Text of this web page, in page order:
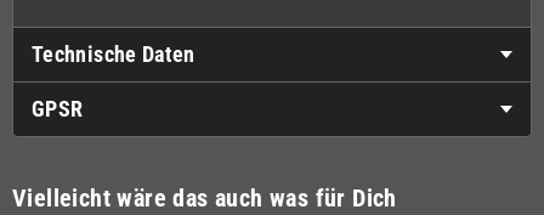
Technische Daten
GPSR
Vielleicht wäre das auch was für Dich